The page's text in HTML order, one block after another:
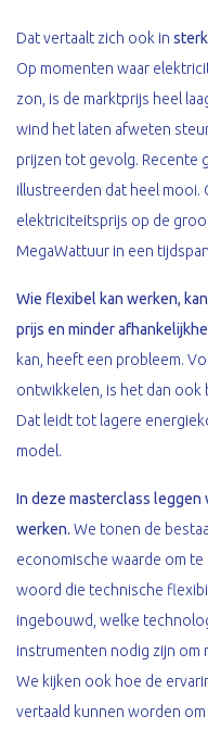
Dat vertaalt zich ook in
Op momenten waar
zon, is de marktprijs heel
wind het laten afweten
prijzen tot gevolg. Recente
illustreerden dat heel mooi.
elektriciteitsprijs op de
MegaWattuur in een
Wie flexibel kan werken,
prijs en minder
kan, heeft een probleem.
ontwikkelen, is het dan
Dat leidt tot lagere
model.
In deze masterclass
werken. We tonen de
economische waarde om
woord die technische
ingebouwd, welke
instrumenten nodig zijn om
We kijken ook hoe de
vertaald kunnen worden